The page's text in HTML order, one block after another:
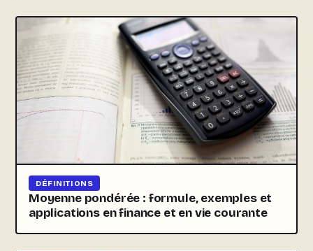
DÉFINITIONS
Moyenne pondérée : formule, exemples et
applications en finance et en vie courante